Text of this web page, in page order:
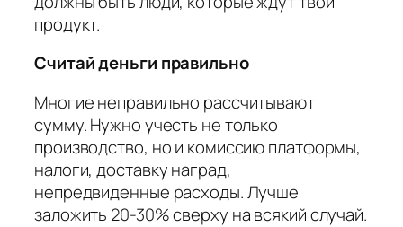
продукт.
Считай деньги правильно
Многие неправильно рассчитывают
сумму. Нужно учесть не только
производство, но и комиссию платформы,
налоги, доставку наград,
непредвиденные расходы. Лучше
заложить 20-30% сверху на всякий случай.